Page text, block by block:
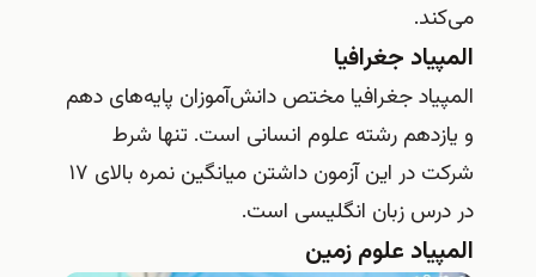
می‌کند.
المپیاد جغرافیا
المپیاد جغرافیا مختص دانش‌آموزان پایه‌های دهم
و یازدهم رشته علوم انسانی است. تنها شرط
شرکت در این آزمون داشتن میانگین نمره بالای ۱۷
در درس زبان انگلیسی است.
المپیاد علوم زمین